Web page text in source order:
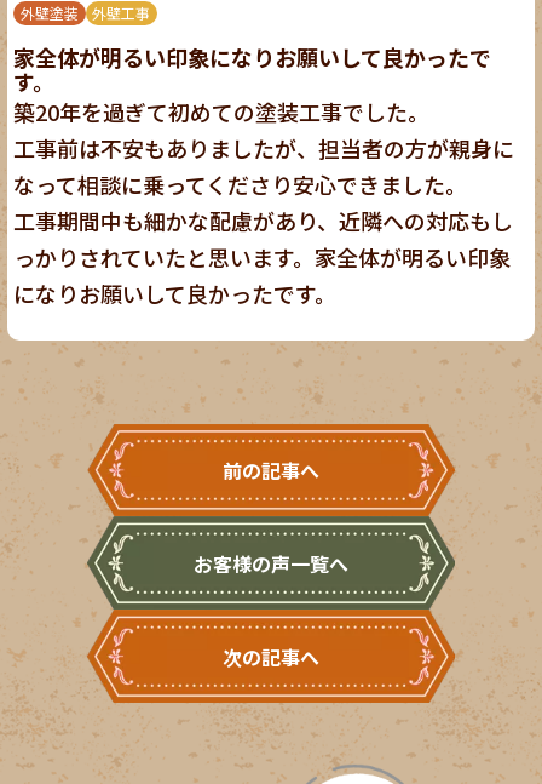
外壁塗装 外壁工事
家全体が明るい印象になりお願いして良かったで
す。
築20年を過ぎて初めての塗装工事でした。
工事前は不安もありましたが、担当者の方が親身に
なって相談に乗ってくださり安心できました。
工事期間中も細かな配慮があり、近隣への対応もし
っかりされていたと思います。家全体が明るい印象
になりお願いして良かったです。
前の記事へ
お客様の声一覧へ
次の記事へ